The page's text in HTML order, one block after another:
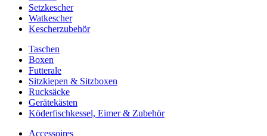
Setzkescher
Watkescher
Kescherzubehör
Taschen
Boxen
Futterale
Sitzkiepen & Sitzboxen
Rucksäcke
Gerätekästen
Köderfischkessel, Eimer & Zubehör
Accessoires